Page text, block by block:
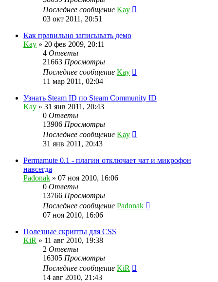
Последнее сообщение Kay
03 окт 2011, 20:51
Как правильно записывать демо
Kay » 20 фев 2009, 20:11
4 Ответы
21663 Просмотры
Последнее сообщение Kay
11 мар 2011, 02:04
Узнать Steam ID по Steam Community ID
Kay » 31 янв 2011, 20:43
0 Ответы
13906 Просмотры
Последнее сообщение Kay
31 янв 2011, 20:43
Permamute 0.1 - плагин отключает чат и микрофон
навсегда
Padonak » 07 ноя 2010, 16:06
0 Ответы
13766 Просмотры
Последнее сообщение Padonak
07 ноя 2010, 16:06
Полезные скрипты для CSS
KiR » 11 авг 2010, 19:38
2 Ответы
16305 Просмотры
Последнее сообщение KiR
14 авг 2010, 21:43